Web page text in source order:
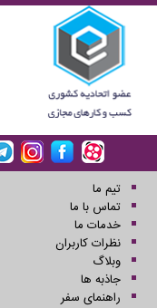
تیم ما
تماس با ما
خدمات ما
نظرات کاربران
وبلاگ
جاذبه ها
راهنمای سفر